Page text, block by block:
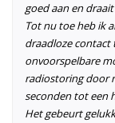
goed aan en
Tot nu toe heb ik
draadloze
onvoorspelbare
radiostoring door
seconden tot een
Het gebeurt